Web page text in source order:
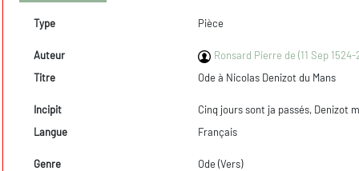
Type Pièce
Auteur
Ronsard Pierre de (11 Sep 1524-
Titre
Ode à Nicolas Denizot du Mans
Incipit
Cinq jours sont ja passés, Denizot
Langue
Français
Genre
Ode (Vers)